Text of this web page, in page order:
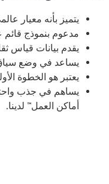
يتميز بأنه معيار
مدعوم بنموذج قائم
يقدم بيانات قياس
يساعد في وضع
يعتبر هو الخطوة
يساهم في جذب
أماكن العمل™ لدينا.